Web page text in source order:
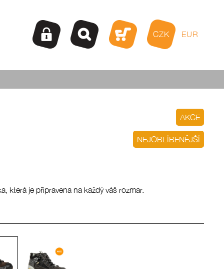
CZK EUR
AKCE
NEJOBLÍBENĚJŠÍ
která je připravena na každý váš rozmar.